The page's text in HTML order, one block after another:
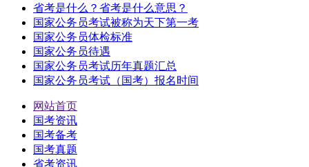
省考是什么？省考是什么意思？
国家公务员考试被称为天下第一考
国家公务员体检标准
国家公务员待遇
国家公务员考试历年真题汇总
国家公务员考试（国考）报名时间
网站首页
国考资讯
国考备考
国考真题
省考资讯